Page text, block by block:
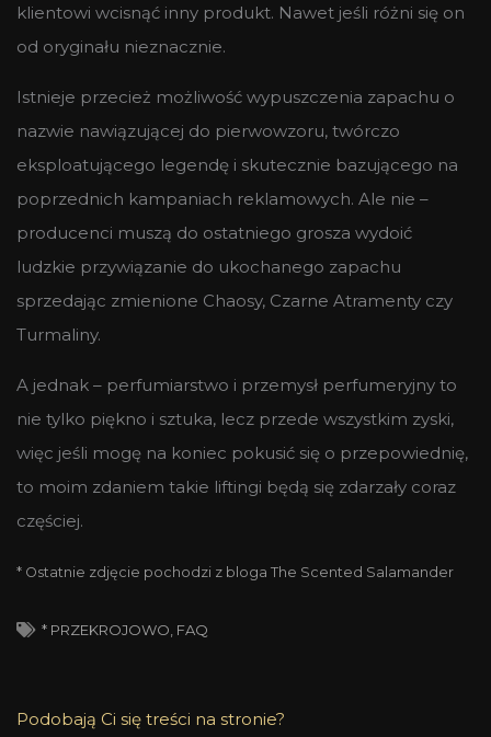
klientowi wcisnąć inny produkt. Nawet jeśli różni się on
od oryginału nieznacznie.
Istnieje przecież możliwość wypuszczenia zapachu o
nazwie nawiązującej do pierwowzoru, twórczo
eksploatującego legendę i skutecznie bazującego na
poprzednich kampaniach reklamowych. Ale nie –
producenci muszą do ostatniego grosza wydoić
ludzkie przywiązanie do ukochanego zapachu
sprzedając zmienione Chaosy, Czarne Atramenty czy
Turmaliny.
A jednak – perfumiarstwo i przemysł perfumeryjny to
nie tylko piękno i sztuka, lecz przede wszystkim zyski,
więc jeśli mogę na koniec pokusić się o przepowiednię,
to moim zdaniem takie liftingi będą się zdarzały coraz
częściej.
* Ostatnie zdjęcie pochodzi z bloga The Scented Salamander
* PRZEKROJOWO FAQ
Podobają Ci się treści na stronie?